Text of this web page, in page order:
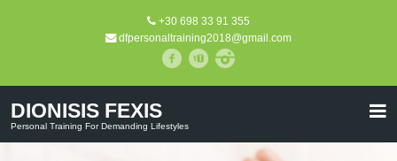
+30 698 33 91 355
dfpersonaltraining2018@gmail.com
DIONISIS FEXIS
Personal Training For Demanding Lifestyles